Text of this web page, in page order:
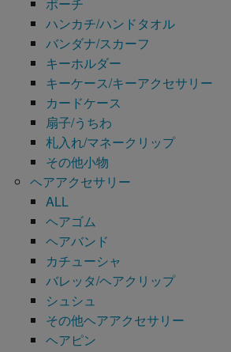
ハンカチ/ハンドタオル
バンダナ/スカーフ
キーホルダー
キーケース/キーアクセサリー
カードケース
扇子/うちわ
札入れ/マネークリップ
その他小物
ヘアアクセサリー
ALL
ヘアゴム
ヘアバンド
カチューシャ
バレッタ/ヘアクリップ
シュシュ
その他ヘアアクセサリー
ヘアピン